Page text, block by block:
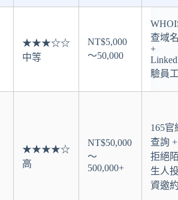
★★★☆☆
中等
NT$5,000
～50,000
查域
+
驗員
★★★★☆
高
NT$50,000
～
500,000+
165官
查詢 +
拒絕
生人
資邀